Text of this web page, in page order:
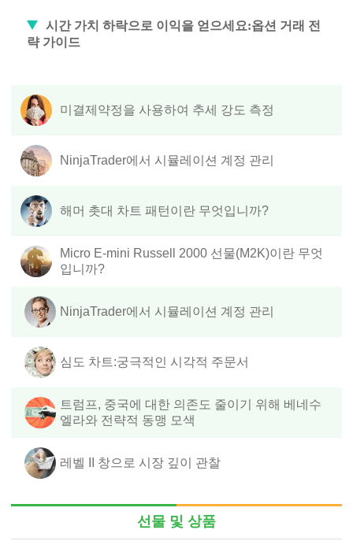
시간 가치 하락으로 이익을 얻으세요:옵션 거래 전
략 가이드
미결제약정을 사용하여 추세 강도 측정
NinjaTrader에서 시뮬레이션 계정 관리
해머 촛대 차트 패턴이란 무엇입니까?
Micro E-mini Russell 2000 선물(M2K)이란 무엇
입니까?
NinjaTrader에서 시뮬레이션 계정 관리
심도 차트:궁극적인 시각적 주문서
트럼프, 중국에 대한 의존도 줄이기 위해 베네수
엘라와 전략적 동맹 모색
레벨 II 창으로 시장 깊이 관찰
선물 및 상품